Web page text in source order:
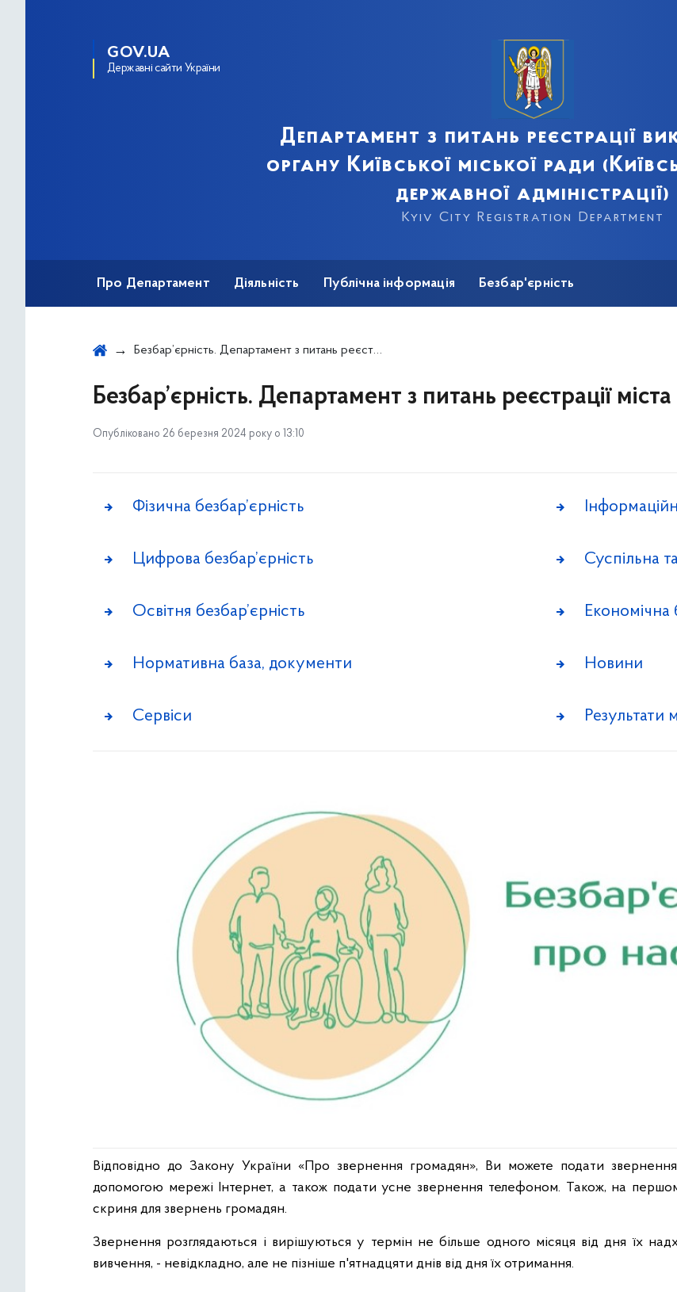
GOV.UA
Державні сайти України
Департамент з питань реєстрації
органу Київської міської ради
державної адміністрації)
Kyiv City Registration Department
Про Департамент Діяльність Публічна інформація Безбар'єрність
Безбар’єрність. Департамент з питань реєстрації міста Києва
Безбар’єрність. Департамент з питань реєстрації
Опубліковано 26 березня 2024 року о 13:10
Фізична безбар’єрність
Цифрова безбар’єрність Суспільна
Освітня безбар’єрність Економічна
Нормативна база, документи Новини
Сервіси Результати
Відповідно до Закону України «Про звернення громадян», Ви можете подати звернення
допомогою мережі Інтернет, а також подати усне звернення телефоном. Також, на
скриня для звернень громадян.
Звернення розглядаються і вирішуються у термін не більше одного місяця від дня їх
вивчення, - невідкладно, але не пізніше п'ятнадцяти днів від дня їх отримання.